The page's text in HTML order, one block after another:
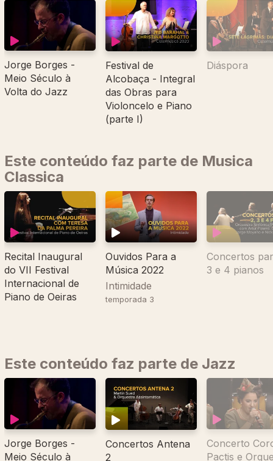
Jorge Borges -
Meio Século à
Volta do Jazz
Festival de
Alcobaça - Integral
das Obras para
Violoncelo e Piano
(parte I)
Diáspora
Este conteúdo faz parte de Musica
Classica
Recital Inaugural
do VII Festival
Internacional de
Piano de Oeiras
Ouvidos Para a
Música 2022
Intimidade
temporada 3
Concertos
3 e 4 pianos
Este conteúdo faz parte de Jazz
Jorge Borges -
Meio Século à
Concertos Antena
2
Concerto
Pactis e